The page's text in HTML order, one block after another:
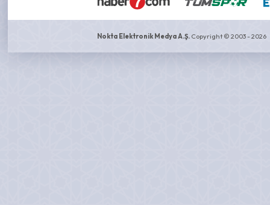
Nokta Elektronik Medya A.Ş. Copyright © 2003 - 2026